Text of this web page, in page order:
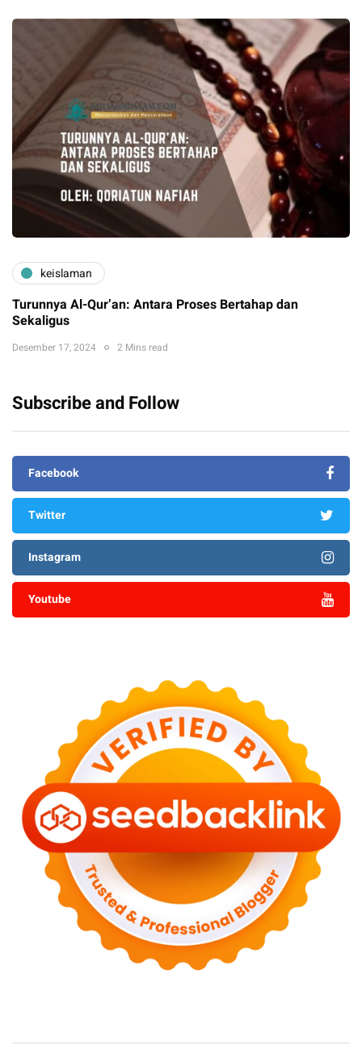
keislaman
Turunnya Al-Qur’an: Antara Proses Bertahap dan
Sekaligus
Desember 17, 2024 2 Mins read
Subscribe and Follow
Facebook
Twitter
Instagram
Youtube